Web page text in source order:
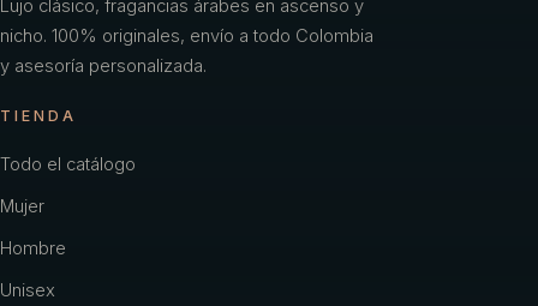
Lujo clásico, fragancias árabes en ascenso y
nicho. 100% originales, envío a todo Colombia
y asesoría personalizada.
TIENDA
Todo el catálogo
Mujer
Hombre
Unisex